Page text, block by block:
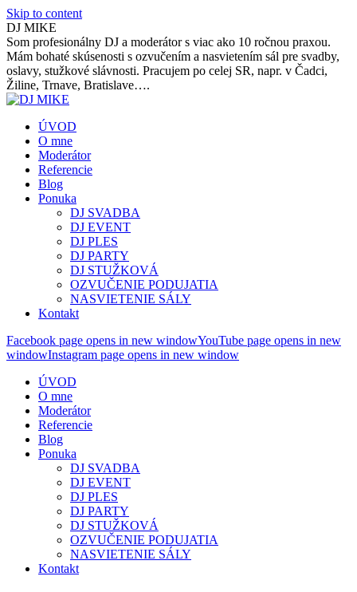
Skip to content
DJ MIKE
Som profesionálny DJ a moderátor s viac ako 10 ročnou praxou.
Mám bohaté skúsenosti s ozvučením a nasvietením sál pre svadby,
oslavy, stužkové slávnosti. Pracujem po celej SR, napr. v Čadci,
Žiline, Trnave, Bratislave….
ÚVOD
O mne
Moderátor
Referencie
Blog
Ponuka
DJ SVADBA
DJ EVENT
DJ PLES
DJ PARTY
DJ STUŽKOVÁ
OZVUČENIE PODUJATIA
NASVIETENIE SÁLY
Kontakt
Facebook page opens in new windowYouTube page opens in new
windowInstagram page opens in new window
ÚVOD
O mne
Moderátor
Referencie
Blog
Ponuka
DJ SVADBA
DJ EVENT
DJ PLES
DJ PARTY
DJ STUŽKOVÁ
OZVUČENIE PODUJATIA
NASVIETENIE SÁLY
Kontakt